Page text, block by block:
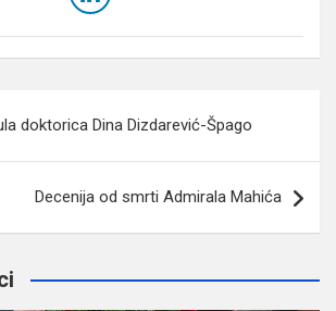
doktorica Dina Dizdarević-Špago
Decenija od smrti Admirala Mahića